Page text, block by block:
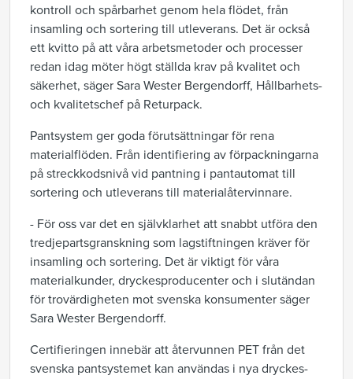
kontroll och spårbarhet genom hela flödet, från
insamling och sortering till utleverans. Det är också
ett kvitto på att våra arbetsmetoder och processer
redan idag möter högt ställda krav på kvalitet och
säkerhet, säger Sara Wester Bergendorff, Hållbarhets-
och kvalitetschef på Returpack.
Pantsystem ger goda förutsättningar för rena
materialflöden. Från identifiering av förpackningarna
på streckkodsnivå vid pantning i pantautomat till
sortering och utleverans till materialåtervinnare.
- För oss var det en självklarhet att snabbt utföra den
tredjepartsgranskning som lagstiftningen kräver för
insamling och sortering. Det är viktigt för våra
materialkunder, dryckesproducenter och i slutändan
för trovärdigheten mot svenska konsumenter säger
Sara Wester Bergendorff.
Certifieringen innebär att återvunnen PET från det
svenska pantsystemet kan användas i nya dryckes-